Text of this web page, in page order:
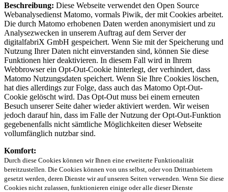
Beschreibung: Diese Webseite verwendet den Open Source
Webanalysedienst Matomo, vormals Piwik, der mit Cookies arbeitet.
Die durch Matomo erhobenen Daten werden anonymisiert und zu
Analysezwecken in unserem Auftrag auf dem Server der
digitalfabriX GmbH gespeichert. Wenn Sie mit der Speicherung und
Nutzung Ihrer Daten nicht einverstanden sind, können Sie diese
Funktionen hier deaktivieren. In diesem Fall wird in Ihrem
Webbrowser ein Opt-Out-Cookie hinterlegt, der verhindert, dass
Matomo Nutzungsdaten speichert. Wenn Sie Ihre Cookies löschen,
hat dies allerdings zur Folge, dass auch das Matomo Opt-Out-
Cookie gelöscht wird. Das Opt-Out muss bei einem erneuten
Besuch unserer Seite daher wieder aktiviert werden. Wir weisen
jedoch darauf hin, dass im Falle der Nutzung der Opt-Out-Funktion
gegebenenfalls nicht sämtliche Möglichkeiten dieser Webseite
vollumfänglich nutzbar sind.
Komfort:
Durch diese Cookies können wir Ihnen eine erweiterte Funktionalität
bereitzustellen. Die Cookies können von uns selbst, oder von Drittanbietern
gesetzt werden, deren Dienste wir auf unseren Seiten verwenden. Wenn Sie diese
Cookies nicht zulassen, funktionieren einige oder alle dieser Dienste